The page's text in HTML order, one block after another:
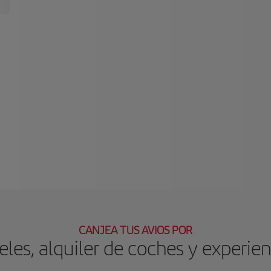
CANJEA TUS AVIOS POR
alquiler de coches y